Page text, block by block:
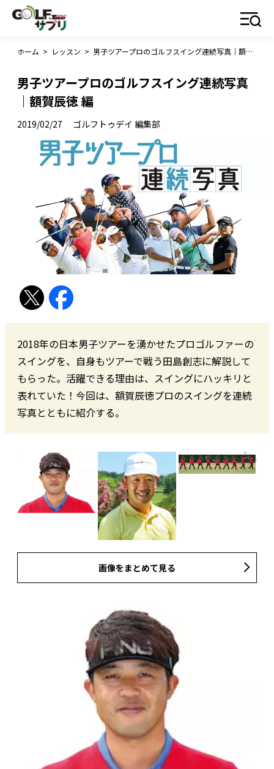
ホーム > レッスン > 男子ツアープロのゴルフスイング連続写真｜額賀辰徳 編
男子ツアープロのゴルフスイング連続写真
｜額賀辰徳 編
2019/02/27 ゴルフトゥデイ 編集部
2018年の日本男子ツアーを湧かせたプロゴルファーの
スイングを、自身もツアーで戦う田島創志に解説して
もらった。活躍できる理由は、スイングにハッキリと
表れていた！今回は、額賀辰徳プロのスイングを連続
写真とともに紹介する。
画像をまとめて見る